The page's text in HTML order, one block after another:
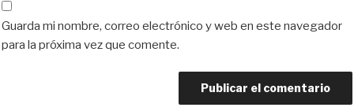
Guarda mi nombre, correo electrónico y web en este navegador
para la próxima vez que comente.